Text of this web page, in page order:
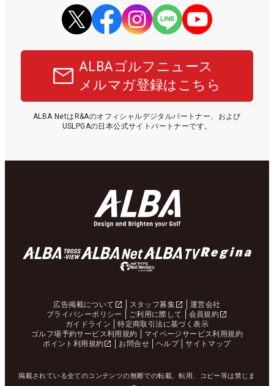
ALBAゴルフニュース
メルマガ登録はこちら
ALBA NetはR&Aのオフィシャルデジタルパートナー、および
USLPGAの日本公式サイトパートナーです。
広告掲載について スタッフ募集
運営会社
プライバシーポリシー
ご利用に際して
会員規約
ガイドライン
特定商取引法に基づく表示
ゴルフ場予約サービス利用規約
マイページサービス利用規約
ポイント利用規約
お問合せ ヘルプ サイトマップ
掲載されている全てのコンテンツの無断での転載、転用、コピー等は禁じま